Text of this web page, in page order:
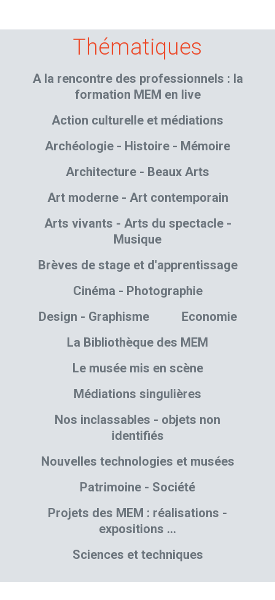
Thématiques
A la rencontre des professionnels : la
formation MEM en live
Action culturelle et médiations
Archéologie - Histoire - Mémoire
Architecture - Beaux Arts
Art moderne - Art contemporain
Arts vivants - Arts du spectacle -
Musique
Brèves de stage et d'apprentissage
Cinéma - Photographie
Design - Graphisme
Economie
La Bibliothèque des MEM
Le musée mis en scène
Médiations singulières
Nos inclassables - objets non
identifiés
Nouvelles technologies et musées
Patrimoine - Société
Projets des MEM : réalisations -
expositions …
Sciences et techniques